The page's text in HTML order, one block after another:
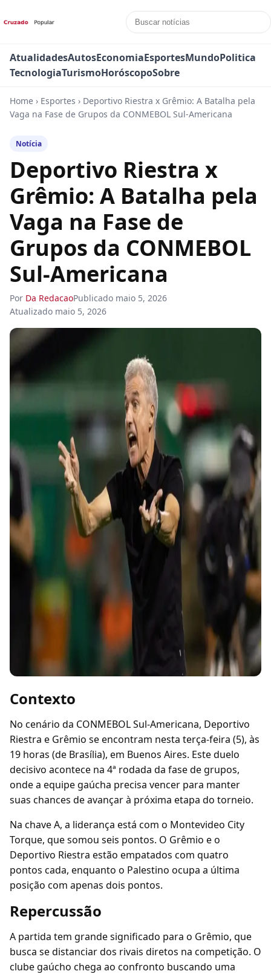
AtualidadesAutosEconomiaEsportesMundoPolitica
TecnologiaTurismoHoróscopoSobre
Home › Esportes › Deportivo Riestra x Grêmio: A Batalha pela
Vaga na Fase de Grupos da CONMEBOL Sul-Americana
Notícia
Deportivo Riestra x
Grêmio: A Batalha pela
Vaga na Fase de
Grupos da CONMEBOL
Sul-Americana
Por Da RedacaoPublicado maio 5, 2026
Atualizado maio 5, 2026
Contexto
No cenário da CONMEBOL Sul-Americana, Deportivo
Riestra e Grêmio se encontram nesta terça-feira (5), às
19 horas (de Brasília), em Buenos Aires. Este duelo
decisivo acontece na 4ª rodada da fase de grupos,
onde a equipe gaúcha precisa vencer para manter
suas chances de avançar à próxima etapa do torneio.
Na chave A, a liderança está com o Montevideo City
Torque, que somou seis pontos. O Grêmio e o
Deportivo Riestra estão empatados com quatro
pontos cada, enquanto o Palestino ocupa a última
posição com apenas dois pontos.
Repercussão
A partida tem grande significado para o Grêmio, que
busca se distanciar dos rivais diretos na competição. O
clube gaúcho chega ao confronto buscando uma